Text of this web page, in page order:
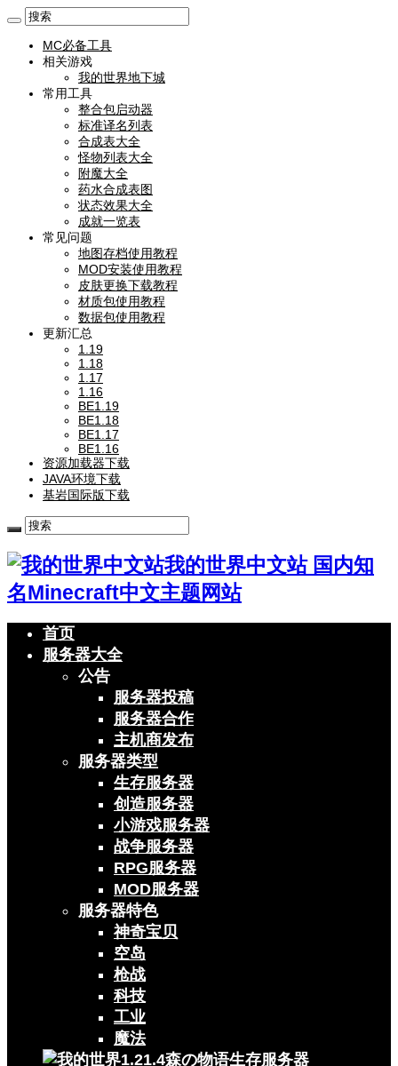
MC必备工具
相关游戏
我的世界地下城
常用工具
整合包启动器
标准译名列表
合成表大全
怪物列表大全
附魔大全
药水合成表图
状态效果大全
成就一览表
常见问题
地图存档使用教程
MOD安装使用教程
皮肤更换下载教程
材质包使用教程
数据包使用教程
更新汇总
1.19
1.18
1.17
1.16
BE1.19
BE1.18
BE1.17
BE1.16
资源加载器下载
JAVA环境下载
基岩国际版下载
我的世界中文站 国内知
名Minecraft中文主题网站
首页
服务器大全
公告
服务器投稿
服务器合作
主机商发布
服务器类型
生存服务器
创造服务器
小游戏服务器
战争服务器
RPG服务器
MOD服务器
服务器特色
神奇宝贝
空岛
枪战
科技
工业
魔法